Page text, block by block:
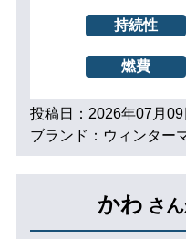
持続性
燃費
投稿日：2026年07月09
ブランド：ウィンター
かわ さ